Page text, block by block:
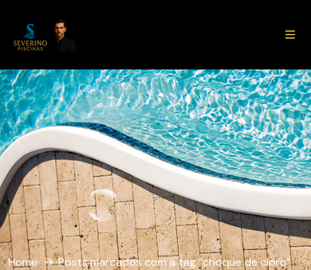
Home Posts marcados com a tag “choque de cloro”